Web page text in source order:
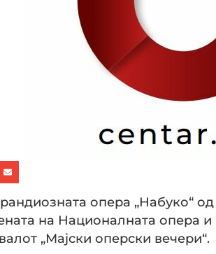
опера „Набуко“
на Националната опера
„Мајски оперски вечери“.